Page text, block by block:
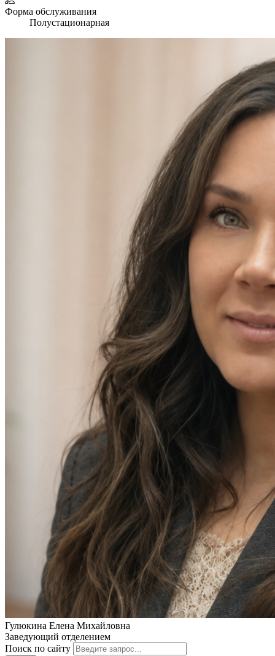
Форма обслуживания
Полустационарная
Гулюкина Елена Михайловна
Заведующий отделением
Поиск по сайту